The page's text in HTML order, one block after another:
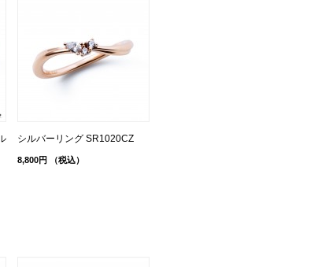
シルバーリング SR1020CZ
8,800円 （税込）